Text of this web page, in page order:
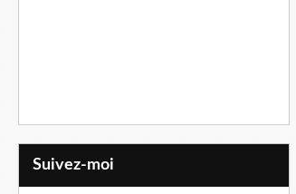
Suivez-moi